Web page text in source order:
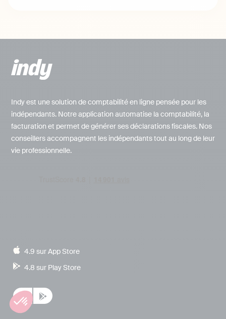
Indy est une solution de comptabilité en ligne pensée pour les
indépendants. Notre application automatise la comptabilité, la
facturation et permet de générer ses déclarations fiscales. Nos
conseillers accompagnent les indépendants tout au long de leur
vie professionnelle.
4.9 sur App Store
4.8 sur Play Store